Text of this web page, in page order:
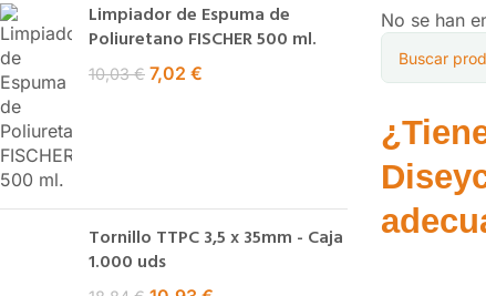
Limpiador de Espuma de
Poliuretano FISCHER 500 ml.
10,03€ 7,02 €
Tornillo TTPC 3,5 x 35mm - Caja
1.000 uds
No se han